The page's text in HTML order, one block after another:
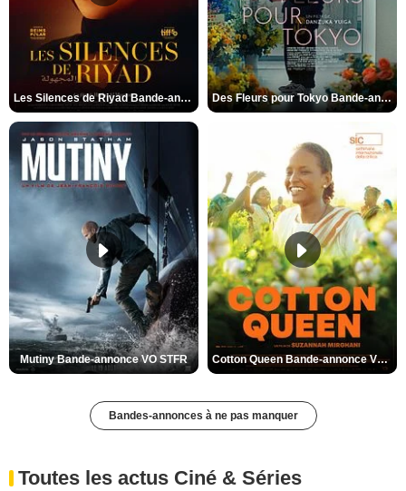
Les Silences de Riyad Bande-annonce VO STFR Des Fleurs pour Tokyo Bande-annonce VO STFR
Mutiny Bande-annonce VO STFR Cotton Queen Bande-annonce VO STFR
Bandes-annonces à ne pas manquer
Toutes les actus Ciné & Séries